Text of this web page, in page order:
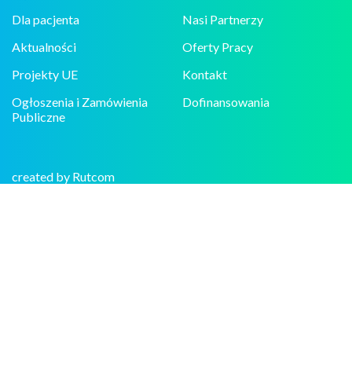
Dla pacjenta
Aktualności
Projekty UE
Ogłoszenia i Zamówienia
Publiczne
Nasi Partnerzy
Oferty Pracy
Kontakt
Dofinansowania
created by Rutcom